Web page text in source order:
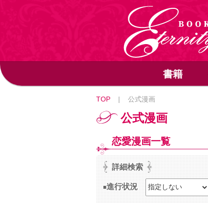
書籍
TOP | 公式漫画
公式漫画
恋愛漫画一覧
詳細検索
進行状況